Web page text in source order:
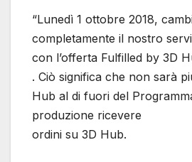
“Lunedì 1 ottobre 2018,
completamente il nostro
con l’offerta Fulfilled by 3D
. Ciò significa che non sarà
Hub al di fuori del
produzione ricevere
ordini su 3D Hub.